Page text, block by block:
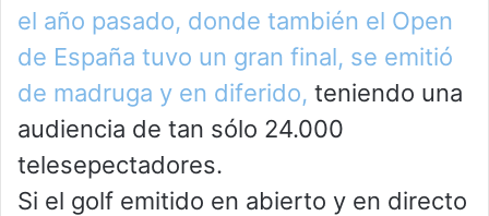
el año pasado, donde también el Open
de España tuvo un gran final, se emitió
de madruga y en diferido, teniendo una
audiencia de tan sólo 24.000
telesepectadores.
Si el golf emitido en abierto y en directo